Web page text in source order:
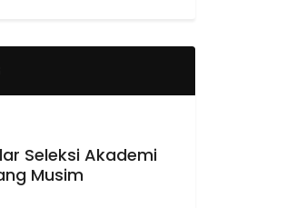
Seleksi Akademi
Musim